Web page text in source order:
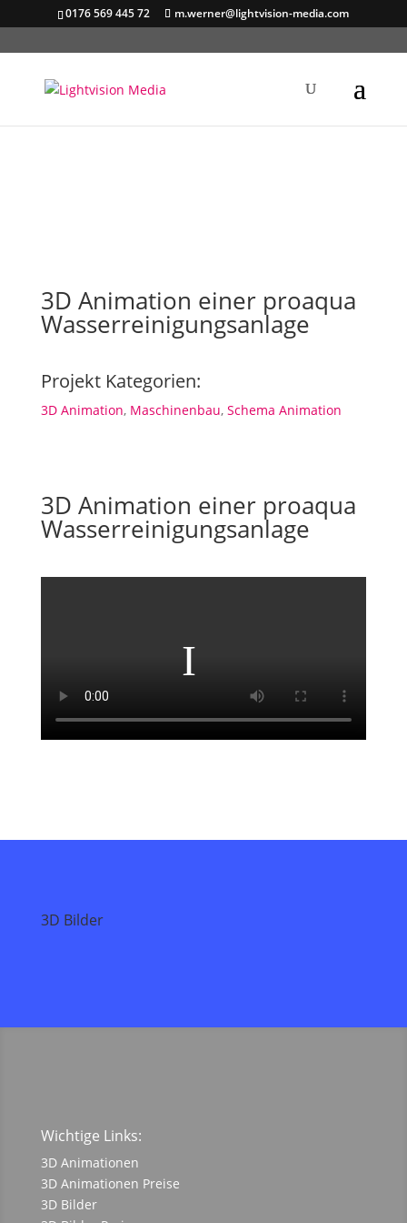
0176 569 445 72 m.werner@lightvision-media.com
3D Animation einer proaqua
Wasserreinigungsanlage
Projekt Kategorien:
3D Animation, Maschinenbau, Schema Animation
3D Animation einer proaqua
Wasserreinigungsanlage
3D Bilder
Wichtige Links:
3D Animationen
3D Animationen Preise
3D Bilder